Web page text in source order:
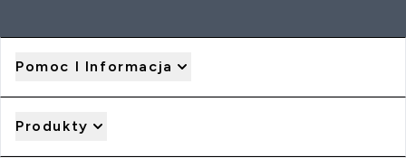
Pomoc I Informacja
Produkty